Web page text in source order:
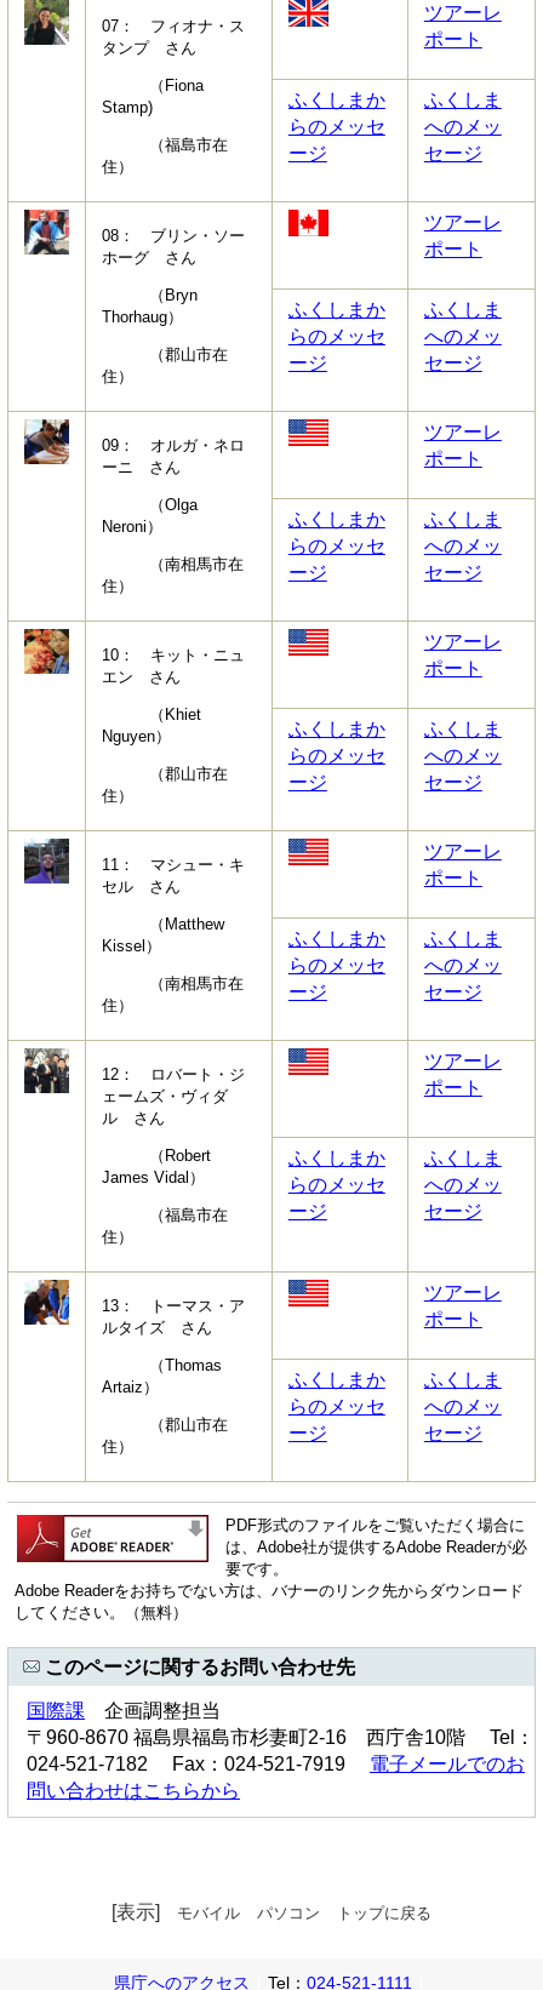
07： フィオナ・ス
タンプ さん
（Fiona
Stamp)
（福島市在
住）
ツアーレ
ポート
ふくしまか
らのメッセ
ージ
ふくしま
へのメッ
セージ
08： ブリン・ソー
ホーグ さん
（Bryn
Thorhaug）
（郡山市在
住）
ツアーレ
ポート
ふくしまか
らのメッセ
ージ
ふくしま
へのメッ
セージ
09： オルガ・ネロ
ーニ さん
（Olga
Neroni）
（南相馬市在
住）
ツアーレ
ポート
ふくしまか
らのメッセ
ージ
ふくしま
へのメッ
セージ
10： キット・ニュ
エン さん
（Khiet
Nguyen）
（郡山市在
住）
ツアーレ
ポート
ふくしまか
らのメッセ
ージ
ふくしま
へのメッ
セージ
11： マシュー・キ
セル さん
（Matthew
Kissel）
（南相馬市在
住）
ツアーレ
ポート
ふくしまか
らのメッセ
ージ
ふくしま
へのメッ
セージ
12： ロバート・ジ
ェームズ・ヴィダ
ル さん
（Robert
James Vidal）
（福島市在
住）
ツアーレ
ポート
ふくしまか
らのメッセ
ージ
ふくしま
へのメッ
セージ
13： トーマス・ア
ルタイズ さん
（Thomas
Artaiz）
（郡山市在
住）
ツアーレ
ポート
ふくしまか
らのメッセ
ージ
ふくしま
へのメッ
セージ
PDF形式のファイルをご覧いただく場合に
は、Adobe社が提供するAdobe Readerが必
要です。
Adobe Readerをお持ちでない方は、バナーのリンク先からダウンロード
してください。（無料）
このページに関するお問い合わせ先
国際課 企画調整担当
〒960-8670 福島県福島市杉妻町2-16 西庁舎10階 Tel：
024-521-7182 Fax：024-521-7919 電子メールでのお
問い合わせはこちらから
[表示] モバイル パソコン トップに戻る
県庁へのアクセス Tel： 024-521-1111